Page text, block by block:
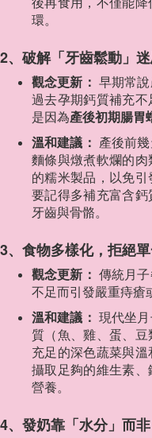
環。
2、破解「牙齒鬆動」
觀念更新： 早期常
過去孕期鈣質補充不
是因為產後初期腸胃
溫和建議： 產後前
麵條與燉煮軟爛的
的糯米製品，以免
要記得多補充富含
牙齒與骨骼。
3、食物多樣化，拒絕
觀念更新： 傳統月
不足而引發嚴重痔瘡
溫和建議： 現代坐
質（魚、雞、蛋、
充足的深色蔬菜與
攝取足夠的維生素
營養。
4、發奶靠「水分」而